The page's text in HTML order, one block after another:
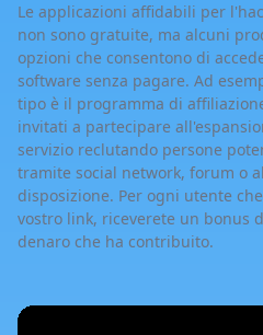
Le applicazioni affidabili per
non sono gratuite, ma alcuni
opzioni che consentono di
software senza pagare. Ad
tipo è il programma di
invitati a partecipare
servizio reclutando persone
tramite social network, forum o
disposizione. Per ogni utente
vostro link, riceverete un bonus
denaro che ha contribuito.